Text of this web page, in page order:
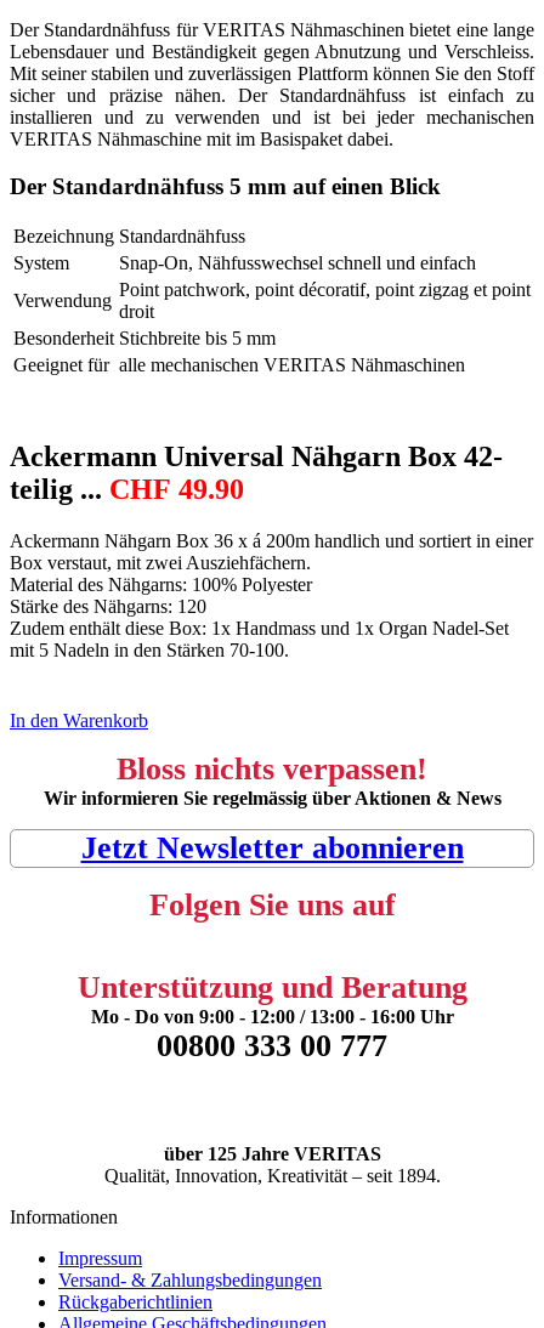
Der Standardnähfuss für VERITAS Nähmaschinen bietet eine lange
Lebensdauer und Beständigkeit gegen Abnutzung und Verschleiss.
Mit seiner stabilen und zuverlässigen Plattform können Sie den Stoff
sicher und präzise nähen. Der Standardnähfuss ist einfach zu
installieren und zu verwenden und ist bei jeder mechanischen
VERITAS Nähmaschine mit im Basispaket dabei.
Der Standardnähfuss 5 mm auf einen Blick
Bezeichnung Standardnähfuss
System
Snap-On, Nähfusswechsel schnell und einfach
Verwendung
Point patchwork, point décoratif, point zigzag et point
droit
Besonderheit Stichbreite bis 5 mm
Geeignet für alle mechanischen VERITAS Nähmaschinen
Ackermann Universal Nähgarn Box 42-
teilig ... CHF 49.90
Ackermann Nähgarn Box 36 x á 200m handlich und sortiert in einer
Box verstaut, mit zwei Ausziehfächern.
Material des Nähgarns: 100% Polyester
Stärke des Nähgarns: 120
Zudem enthält diese Box: 1x Handmass und 1x Organ Nadel-Set
mit 5 Nadeln in den Stärken 70-100.
In den Warenkorb
Bloss nichts verpassen!
Wir informieren Sie regelmässig über Aktionen & News
Jetzt Newsletter abonnieren
Folgen Sie uns auf
Unterstützung und Beratung
Mo - Do von 9:00 - 12:00 / 13:00 - 16:00 Uhr
00800 333 00 777
über 125 Jahre VERITAS
Qualität, Innovation, Kreativität – seit 1894.
Informationen
Impressum
Versand- & Zahlungsbedingungen
Rückgaberichtlinien